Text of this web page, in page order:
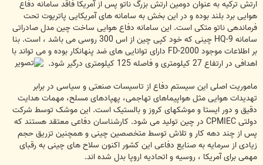
ارتش ترکیه به عنوان دومین ارتش بزرگ ناتو پس از آمریکا فاقد سامانه دفاع
هوایی برد بلند بوده و در این بخش به سامانه های آمریکایی پاتریوت تحت
فرماندهی ناتو متکی است. این سامانه دفاع هوایی ساخت چین مدل صادراتی
سامانه HQ-9 چینی که خود کپی چین از اس 300 روسی می باشد ، است. بنا
بر اطلاعات موجود FD-2000 دارای توانایی های ضد پنهانکار بوده و می تواند با
اهدافی در ارتفاع 27 کیلومتری و فاصله 125 کیلومتری درگیر شود.
ماموریت اصلی این سیستم دفاع از تاسیسات صنعتی و سیاسی در برابر
تهدیدات هوایی مثل هواپیماهای تهاجمی، پهپادهای مسلح، مهمات هدایت
دقیق و دور ایستا و موشکهای کروز و بالستیک است. این موشک توسط شرکت
دولتی CPMIEC در چین تولید می شود. کارشناسان دفاعی معتقد هستند که
پس از چند دهه کار و تلاش توسط متخصصین چینی و همچنین تزریق حجم
زیادی از سرمایه به صنایع دفاعی این کشور اکنون سلاح های چینی به رقبای
مهمی برای آمریکا ، روسیه و اتحادیه اروپا بدل شده اند.